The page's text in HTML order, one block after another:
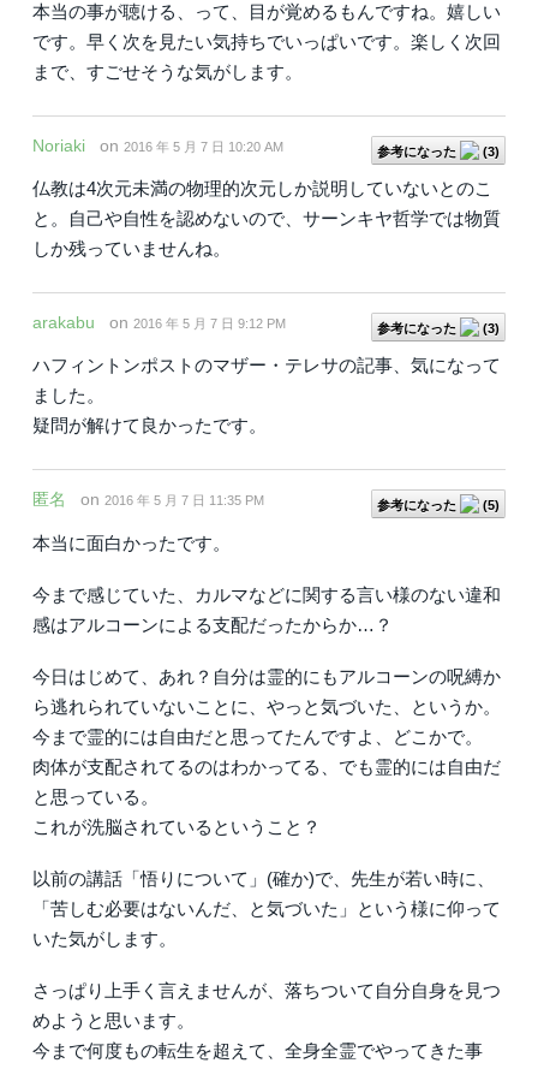
本当の事が聴ける、って、目が覚めるもんですね。嬉しい
です。早く次を見たい気持ちでいっぱいです。楽しく次回
まで、すごせそうな気がします。
参考になった (3)
Noriaki on 2016 年 5 月 7 日 10:20 AM
仏教は4次元未満の物理的次元しか説明していないとのこ
と。自己や自性を認めないので、サーンキヤ哲学では物質
しか残っていませんね。
参考になった (3)
arakabu on 2016 年 5 月 7 日 9:12 PM
ハフィントンポストのマザー・テレサの記事、気になって
ました。
疑問が解けて良かったです。
参考になった (5)
匿名 on 2016 年 5 月 7 日 11:35 PM
本当に面白かったです。
今まで感じていた、カルマなどに関する言い様のない違和
感はアルコーンによる支配だったからか…？
今日はじめて、あれ？自分は霊的にもアルコーンの呪縛か
ら逃れられていないことに、やっと気づいた、というか。
今まで霊的には自由だと思ってたんですよ、どこかで。
肉体が支配されてるのはわかってる、でも霊的には自由だ
と思っている。
これが洗脳されているということ？
以前の講話「悟りについて」(確か)で、先生が若い時に、
「苦しむ必要はないんだ、と気づいた」という様に仰って
いた気がします。
さっぱり上手く言えませんが、落ちついて自分自身を見つ
めようと思います。
今まで何度もの転生を超えて、全身全霊でやってきた事